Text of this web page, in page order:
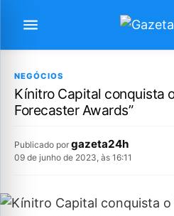
NEGÓCIOS
Kínitro Capital conquista
Forecaster Awards”
Publicado por gazeta24h
09 de junho de 2023, às 16:11